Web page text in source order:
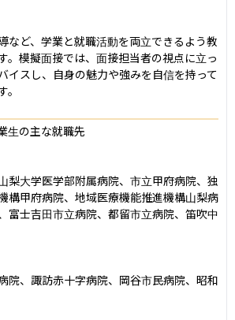
など、学業と就職活動を両立できるよう教
。模擬面接では、面接担当者の視点に立っ
イスし、自身の魅力や強みを自信を持って
生の主な就職先
梨大学医学部附属病院、市立甲府病院、独
構甲府病院、地域医療機能推進機構山梨病
富士吉田市立病院、都留市立病院、笛吹中
院、諏訪赤十字病院、岡谷市民病院、昭和